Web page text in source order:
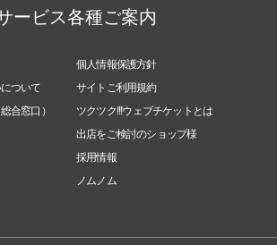
ービス各種ご案内
個人情報保護方針
ついて
サイトご利用規約
合窓口）
ツクツク!!!ウェブチケットとは
出店をご検討のショップ様
採用情報
ノムノム